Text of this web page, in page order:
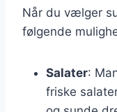
Når du vælger
følgende
Salater:
friske